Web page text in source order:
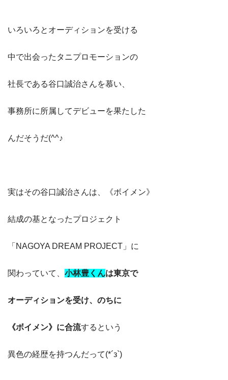
いろいろとオーディションを受ける
中で出会ったタニプロモーションの
社長である谷口誠治さんを慕い、
事務所に所属してデビューを果たした
んだそうだ(^^♪
実はその谷口誠治さんは、《ボイメン》
結成の基となったプロジェクト
「NAGOYA DREAM PROJECT」に
関わっていて、 小林豊く んは東京で
オーディションを受け、のちに
《ボイメン》に合流するという
異色の経歴を持つんだって(*´з`)